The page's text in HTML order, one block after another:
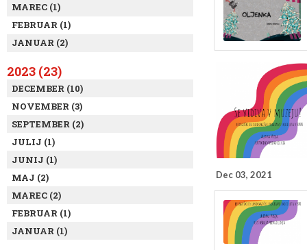
MAREC (1)
FEBRUAR (1)
JANUAR (2)
2023 (23)
DECEMBER (10)
NOVEMBER (3)
SEPTEMBER (2)
JULIJ (1)
JUNIJ (1)
MAJ (2)
MAREC (2)
FEBRUAR (1)
JANUAR (1)
Dec 03, 2021